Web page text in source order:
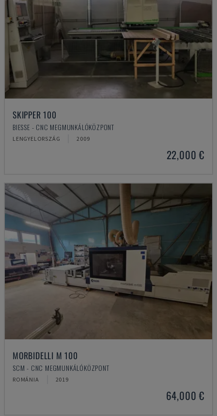
SKIPPER 100
BIESSE - CNC MEGMUNKÁLÓKÖZPONT
LENGYELORSZÁG 2009
22,000 €
MORBIDELLI M 100
SCM - CNC MEGMUNKÁLÓKÖZPONT
ROMÁNIA 2019
64,000 €